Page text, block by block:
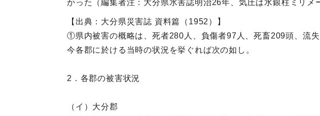
かった（編集者注：大分県水害誌明治26年、気圧は水銀柱ミリ
【出典：大分県災害誌 資料篇（1952）】
①県内被害の概略は、死者280人、負傷者97人、死畜209頭、流
今各郡に於ける当時の状況を挙ぐれば次の如し。
2．各郡の被害状況
（イ）大分郡